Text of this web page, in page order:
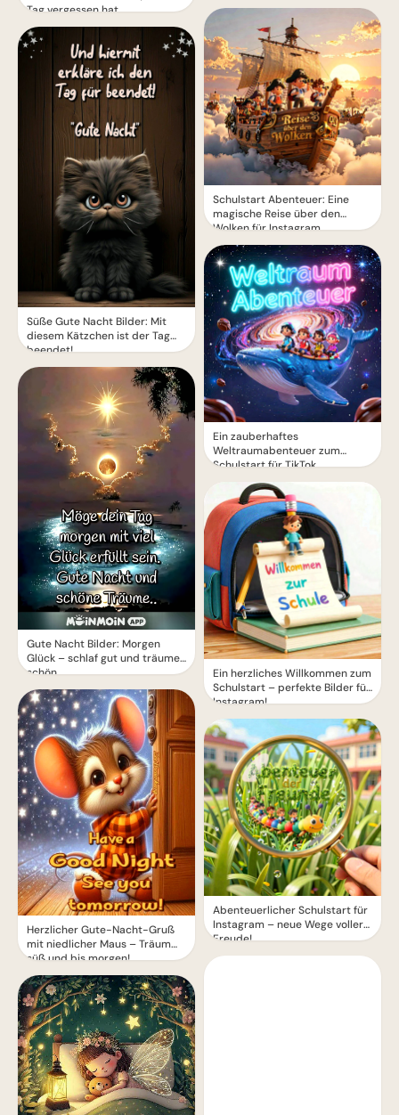
Tag vergessen hat.
Süße Gute Nacht Bilder: Mit
diesem Kätzchen ist der Tag
beendet!
Gute Nacht Bilder: Morgen
Glück – schlaf gut und träume
schön.
Herzlicher Gute-Nacht-Gruß
mit niedlicher Maus – Träum
süß und bis morgen!
Schulstart Abenteuer: Eine
magische Reise über den
Wolken für Instagram
Ein zauberhaftes
Weltraumabenteuer zum
Schulstart für TikTok
Ein herzliches Willkommen zum
Schulstart – perfekte Bilder für
Instagram!
Abenteuerlicher Schulstart für
Instagram – neue Wege voller
Freude!